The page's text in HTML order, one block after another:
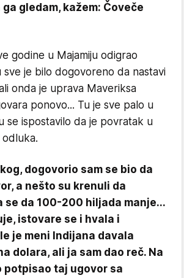
gledam, kažem: Čoveče
godine u Majamiju odigrao
sve je bilo dogovoreno da nastavi
onda je uprava Maveriksa
ponovo... Tu je sve palo u
se ispostavilo da je povratak u
dogovorio sam se bio da
a nešto su krenuli da
se da 100-200 hiljada manje...
istovare se i hvala i
je meni Indijana davala
dolara, ali ja sam dao reč. Na
potpisao taj ugovor sa